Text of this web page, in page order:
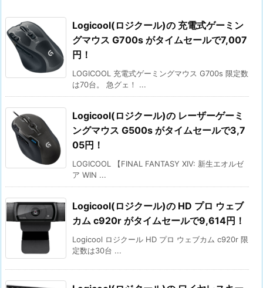
Logicool(ロジクール)の 充電式ゲーミン
グマウス G700s がタイムセールで7,007
円！
LOGICOOL 充電式ゲーミングマウス G700s 限定数
は70台。 急グェ！ ...
Logicool(ロジクール)の レーザーゲーミ
ングマウス G500s がタイムセールで3,7
05円！
LOGICOOL 【FINAL FANTASY XIV: 新生エオルゼ
ア WIN ...
Logicool(ロジクール)の HD プロ ウェブ
カム c920r がタイムセールで9,614円！
Logicool ロジクール HD プロ ウェブカム c920r 限
定数は30台 ...